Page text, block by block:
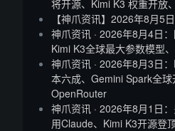
将开源、Kimi K3 权重开放
【神爪资讯】2026年8月5
神爪资讯 · 2026年8月4日
Kimi K3全球最大参数模型
神爪资讯 · 2026年8月3日
本六成、Gemini Spark全
OpenRouter
神爪资讯 · 2026年8月1日
用Claude、Kimi K3开源登